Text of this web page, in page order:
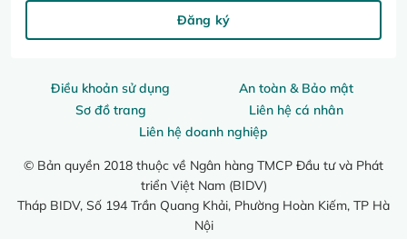
Điều khoản sử dụng
An toàn & Bảo mật
Sơ đồ trang
Liên hệ cá nhân
Liên hệ doanh nghiệp
© Bản quyền 2018 thuộc về Ngân hàng TMCP Đầu tư và Phát
triển Việt Nam (BIDV)
Tháp BIDV, Số 194 Trần Quang Khải, Phường Hoàn Kiếm, TP Hà
Nội
Đăng ký